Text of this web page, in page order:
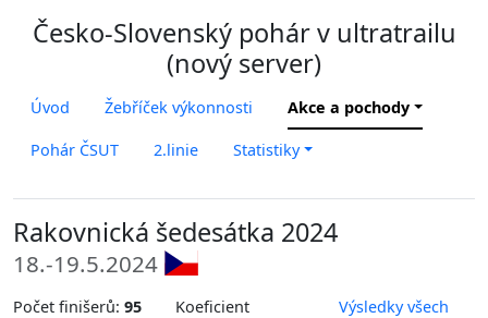
Česko-Slovenský pohár v ultratrailu
(nový server)
Úvod Žebříček výkonnosti Akce a pochody
Pohár ČSUT 2.linie Statistiky
Rakovnická šedesátka 2024
18.-19.5.2024
Počet finišerů: 95
Koeficient
Výsledky všech